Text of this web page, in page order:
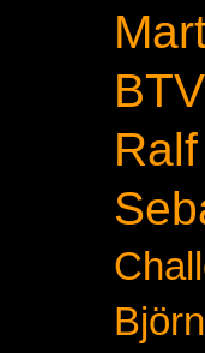
BTV